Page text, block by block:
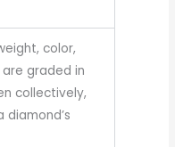
color,
graded in
collectively,